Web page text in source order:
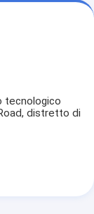
tecnologico
distretto di